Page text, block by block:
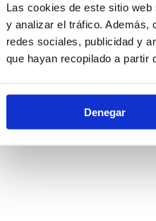
Las cookies de este sitio
y analizar el tráfico. Además,
redes sociales, publicidad y
que hayan recopilado a partir
Denegar
Guarda Rural